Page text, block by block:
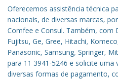
Oferecemos assistência técnica
nacionais, de diversas marcas,
Comfee e Consul. Também, com
Fujitsu, Ge, Gree, Hitachi,
Panasonic, Samsung, Springer,
para 11 3941-5246 e solicite uma
diversas formas de pagamento,